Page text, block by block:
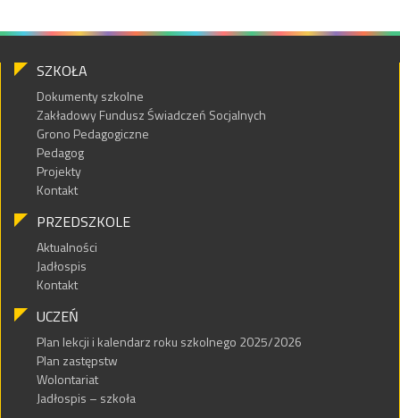
SZKOŁA
Dokumenty szkolne
Zakładowy Fundusz Świadczeń Socjalnych
Grono Pedagogiczne
Pedagog
Projekty
Kontakt
PRZEDSZKOLE
Aktualności
Jadłospis
Kontakt
UCZEŃ
Plan lekcji i kalendarz roku szkolnego 2025/2026
Plan zastępstw
Wolontariat
Jadłospis – szkoła